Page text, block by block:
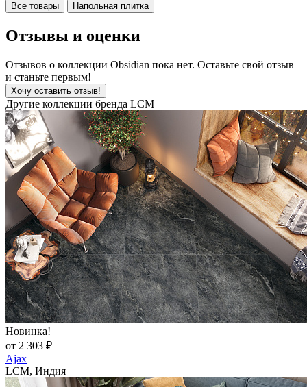
Все товары Напольная плитка
Отзывы и оценки
Отзывов о коллекции Obsidian пока нет. Оставьте свой отзыв
и станьте первым!
Хочу оставить отзыв!
Другие коллекции бренда LCM
Новинка!
от 2 303 ₽
Ajax
LCM, Индия